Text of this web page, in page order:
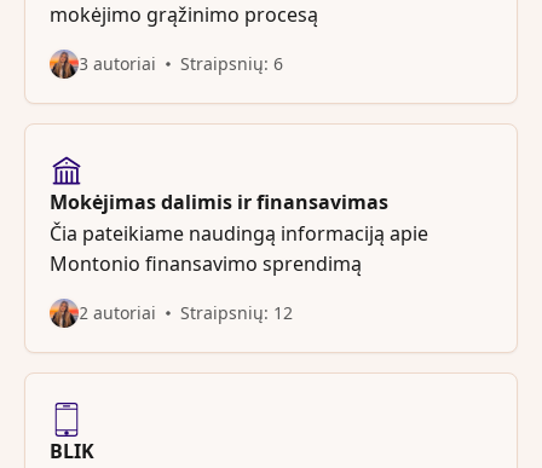
mokėjimo grąžinimo procesą
3 autoriai Straipsnių: 6
Mokėjimas dalimis ir finansavimas
Čia pateikiame naudingą informaciją apie
Montonio finansavimo sprendimą
2 autoriai Straipsnių: 12
BLIK